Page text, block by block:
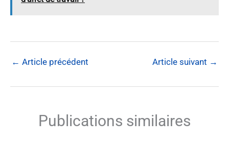
← Article précédent Article suivant →
Publications similaires